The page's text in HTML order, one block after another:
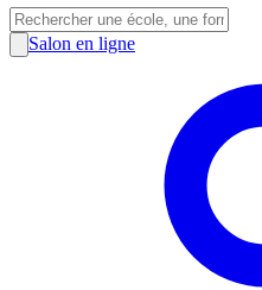
Salon en ligne